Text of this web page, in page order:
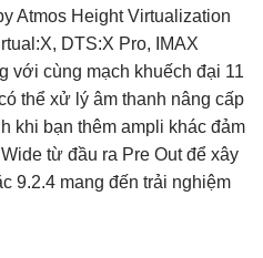
Atmos Height Virtualization
DTS:X Pro, IMAX
với cùng mạch khuếch đại 11
thể xử lý âm thanh nâng cấp
khi bạn thêm ampli khác đảm
từ đầu ra Pre Out để xây
9.2.4 mang đến trải nghiệm